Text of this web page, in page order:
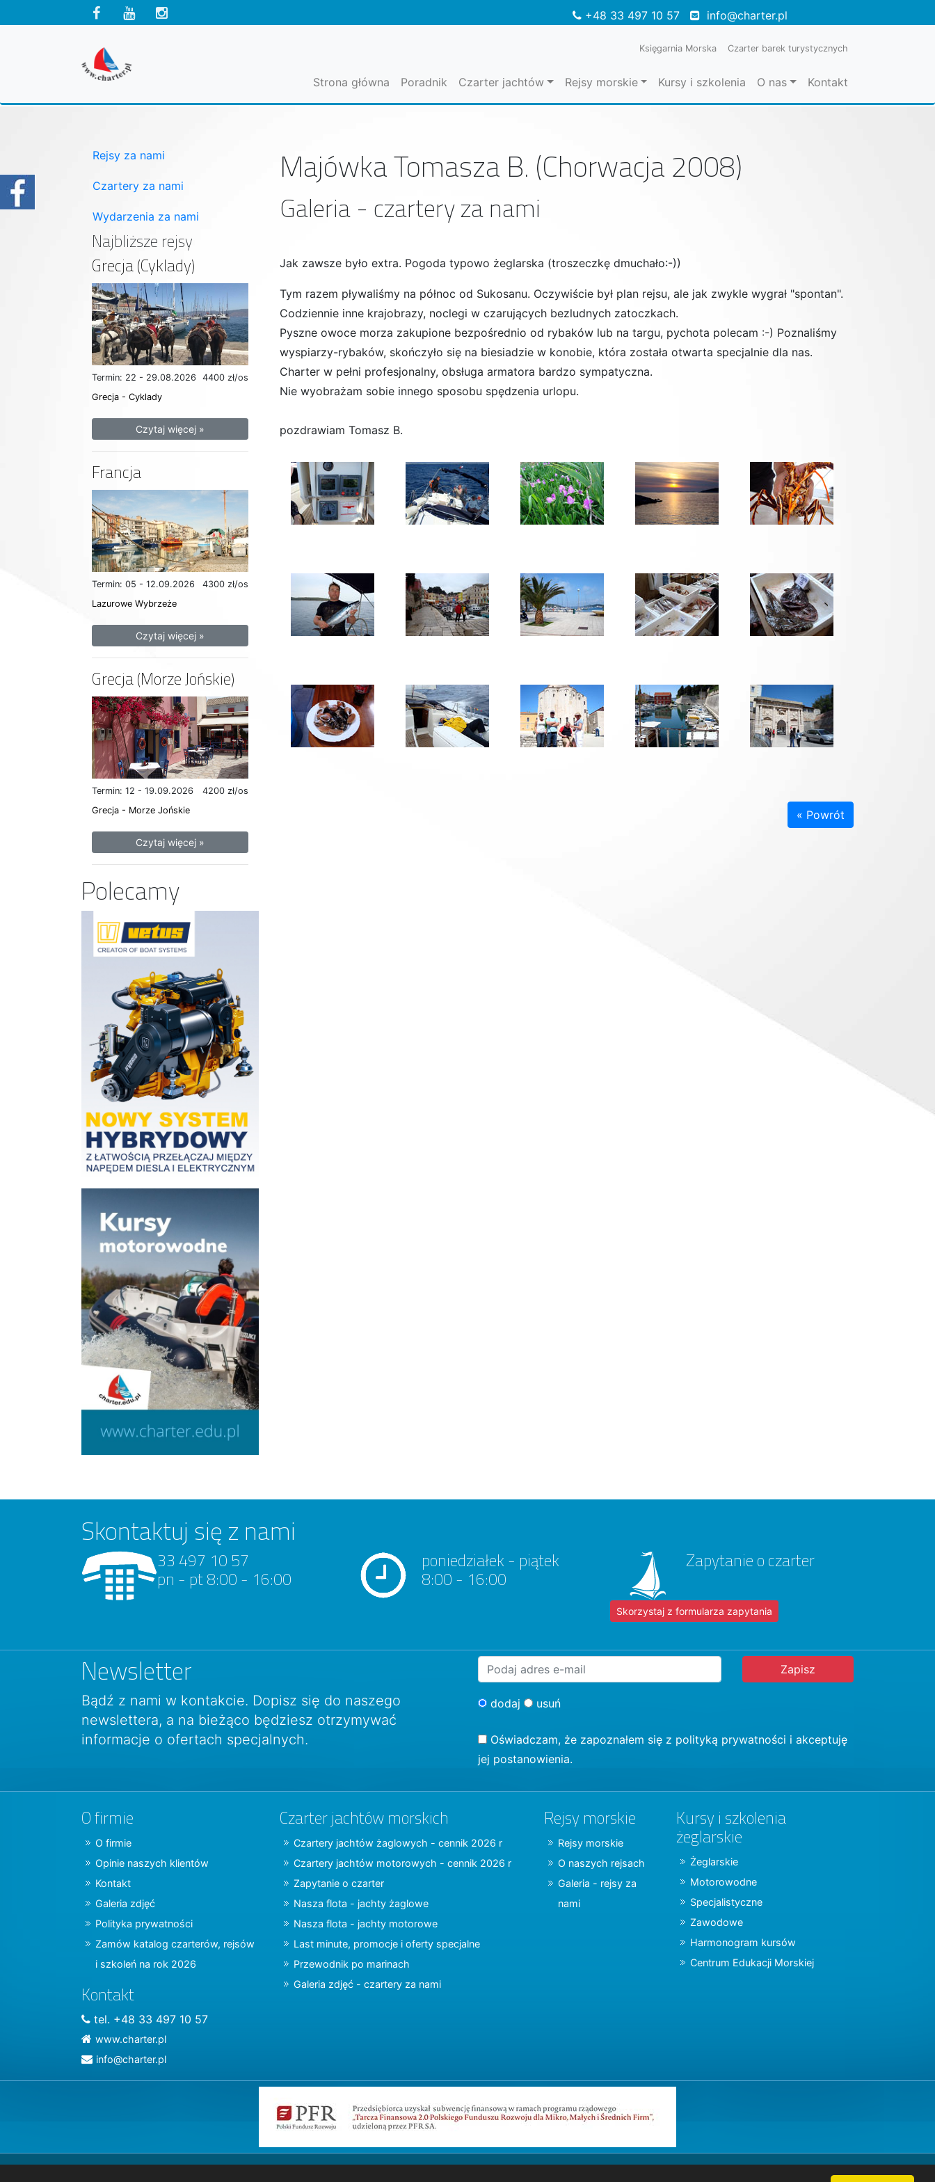
+48 33 497 10 57 info@charter.pl
Księgarnia Morska Czarter barek turystycznych
Strona główna Poradnik Czarter jachtów Rejsy morskie Kursy i szkolenia O nas Kontakt
Majówka Tomasza B. (Chorwacja 2008)
Galeria - czartery za nami
Jak zawsze było extra. Pogoda typowo żeglarska (troszeczkę dmuchało:-))
Tym razem pływaliśmy na północ od Sukosanu. Oczywiście był plan rejsu, ale jak zwykle wygrał "spontan".
Codziennie inne krajobrazy, noclegi w czarujących bezludnych zatoczkach.
Pyszne owoce morza zakupione bezpośrednio od rybaków lub na targu, pychota polecam :-) Poznaliśmy
wyspiarzy-rybaków, skończyło się na biesiadzie w konobie, która została otwarta specjalnie dla nas.
Charter w pełni profesjonalny, obsługa armatora bardzo sympatyczna.
Nie wyobrażam sobie innego sposobu spędzenia urlopu.
pozdrawiam Tomasz B.
« Powrót
Rejsy za nami
Czartery za nami
Wydarzenia za nami
Najbliższe rejsy
Grecja (Cyklady)
Termin: 22 - 29.08.2026
4400 zł/os
Grecja - Cyklady
Czytaj więcej »
Francja
Termin: 05 - 12.09.2026
4300 zł/os
Lazurowe Wybrzeże
Czytaj więcej »
Grecja (Morze Jońskie)
Termin: 12 - 19.09.2026
4200 zł/os
Grecja - Morze Jońskie
Czytaj więcej »
Polecamy
Skontaktuj się z nami
33 497 10 57
pn - pt 8:00 - 16:00
poniedziałek - piątek
8:00 - 16:00
Zapytanie o czarter
Skorzystaj z formularza zapytania
Newsletter
Bądź z nami w kontakcie. Dopisz się do naszego
newslettera, a na bieżąco będziesz otrzymywać
informacje o ofertach specjalnych.
dodaj usuń
Oświadczam, że zapoznałem się z polityką prywatności i akceptuję
jej postanowienia.
O firmie
O firmie
Opinie naszych klientów
Kontakt
Galeria zdjęć
Polityka prywatności
Zamów katalog czarterów, rejsów
i szkoleń na rok 2026
Kontakt
tel. +48 33 497 10 57
www.charter.pl
info@charter.pl
Czarter jachtów morskich
Czartery jachtów żaglowych - cennik 2026 r
Czartery jachtów motorowych - cennik 2026 r
Zapytanie o czarter
Nasza flota - jachty żaglowe
Nasza flota - jachty motorowe
Last minute, promocje i oferty specjalne
Przewodnik po marinach
Galeria zdjęć - czartery za nami
Rejsy morskie
Rejsy morskie
O naszych rejsach
Galeria - rejsy za
nami
Kursy i szkolenia
żeglarskie
Żeglarskie
Motorowodne
Specjalistyczne
Zawodowe
Harmonogram kursów
Centrum Edukacji Morskiej